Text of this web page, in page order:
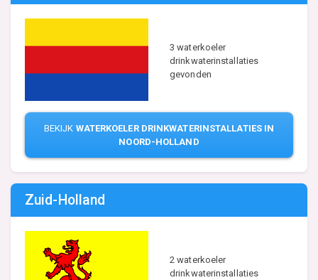
3 waterkoeler
drinkwaterinstallaties
gevonden
BEKIJK WATERKOELER DRINKWATERINSTALLATIES IN
NOORD-HOLLAND
Zuid-Holland
2 waterkoeler
drinkwaterinstallaties